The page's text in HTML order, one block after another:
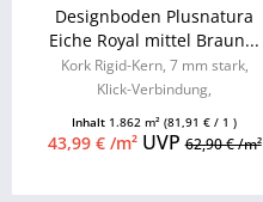
Designboden Plusnatura
Eiche Royal mittel Braun...
Kork Rigid-Kern, 7 mm stark,
Klick-Verbindung,
Feuchtraumgeeignet, 4-seitige
Minifase
Inhalt 1.862 m²(81,91 € / 1 )
43,99 € /m²UVP62,90 € /m²